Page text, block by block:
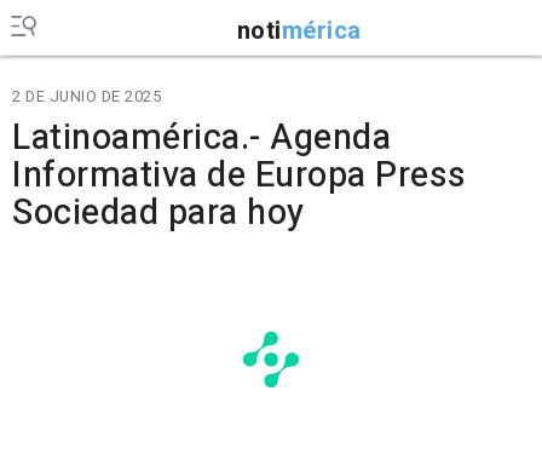
notimérica
2 DE JUNIO DE 2025
Latinoamérica.- Agenda
Informativa de Europa Press
Sociedad para hoy